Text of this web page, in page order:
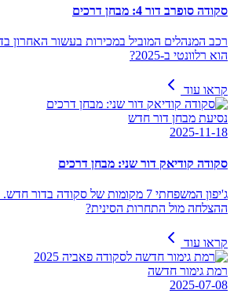
סקודה סופרב דור 4: מבחן דרכים
רכב המנהלים המוביל במכירות בעשור האחרון
הוא רלוונטי ב-2025?
קראו עוד
נסיעת מבחן דור חדש
2025-11-18
סקודה קודיאק דור שני: מבחן דרכים
ג'יפון המשפחתי 7 מקומות של סקודה
ההצלחה מול התחרות הסינית?
קראו עוד
רמת גימור חדשה
2025-07-08